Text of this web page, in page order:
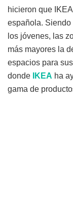
hicieron que
española.
los jóvenes, las
más mayores la
espacios para
donde
IKEA ha
gama de